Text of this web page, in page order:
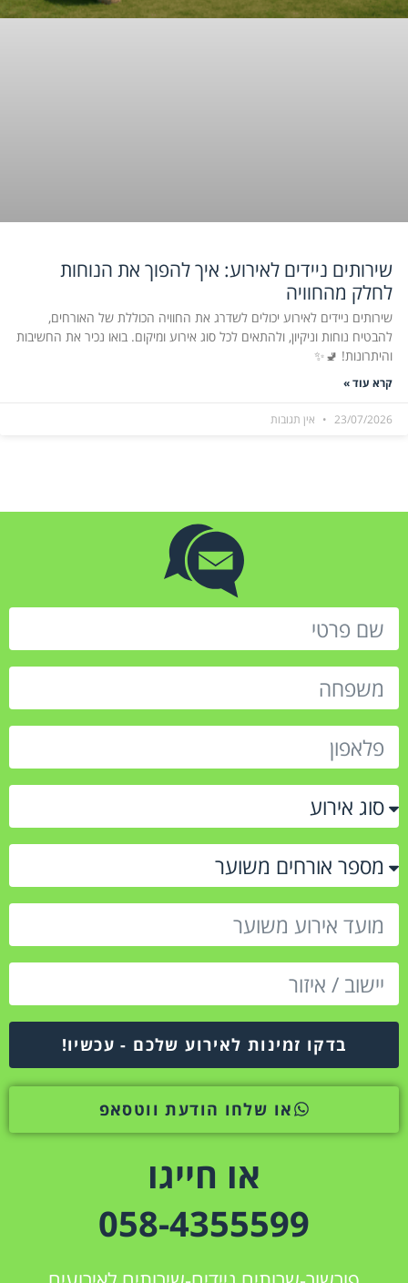
שירותים ניידים לאירוע: איך להפוך את הנוחות
לחלק מהחוויה
שירותים ניידים לאירוע יכולים לשדרג את החוויה הכוללת של האורחים,
להבטיח נוחות וניקיון, ולהתאים לכל סוג אירוע ומיקום. בואו נכיר את החשיבות
והיתרונות! 🚽✨
קרא עוד »
23/07/2026 אין תגובות
בדקו זמינות לאירוע שלכם - עכשיו!
או שלחו הודעת ווטסאפ
או חייגו
058-4355599